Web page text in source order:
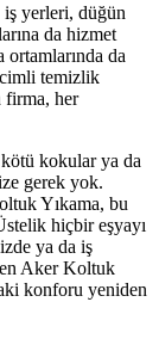
yerleri, düğün
da hizmet
ortamlarında da
temizlik
firma, her
kötü kokular ya da
gerek yok.
Yıkama, bu
hiçbir eşyayı
ya da iş
Aker Koltuk
konforu yeniden